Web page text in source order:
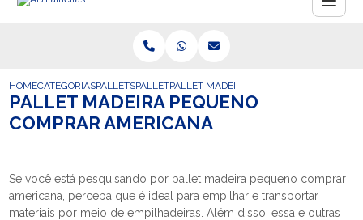
HOMECATEGORIASPALLETSPALLETPALLET MADEIRA PEQUENO COMPRAR
PALLET MADEIRA PEQUENO
COMPRAR AMERICANA
Se você está pesquisando por pallet madeira pequeno comprar
americana, perceba que é ideal para empilhar e transportar
materiais por meio de empilhadeiras. Além disso, essa e outras